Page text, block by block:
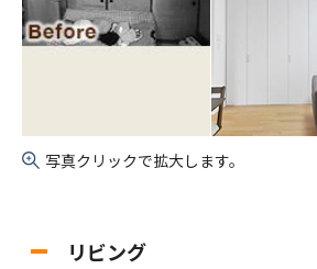
写真クリックで拡大します。
リビング